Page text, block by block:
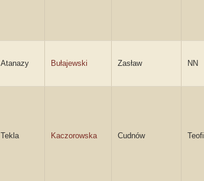
Atanazy Bułajewski Zasław NN
Tekla Kaczorowska Cudnów Teofil